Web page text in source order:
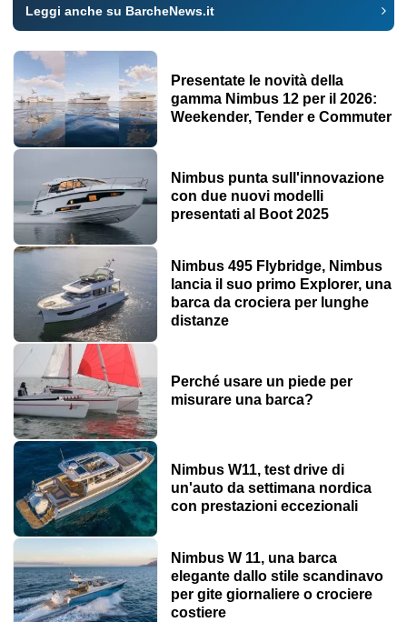
Leggi anche su BarcheNews.it
Presentate le novità della
gamma Nimbus 12 per il 2026:
Weekender, Tender e Commuter
Nimbus punta sull'innovazione
con due nuovi modelli
presentati al Boot 2025
Nimbus 495 Flybridge, Nimbus
lancia il suo primo Explorer, una
barca da crociera per lunghe
distanze
Perché usare un piede per
misurare una barca?
Nimbus W11, test drive di
un'auto da settimana nordica
con prestazioni eccezionali
Nimbus W 11, una barca
elegante dallo stile scandinavo
per gite giornaliere o crociere
costiere